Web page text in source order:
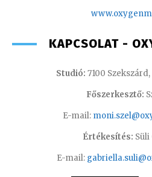
KAPCSOLAT -
Studió: 7100
Főszerkesztő:
E-mail:
Értékesítés:
E-mail: